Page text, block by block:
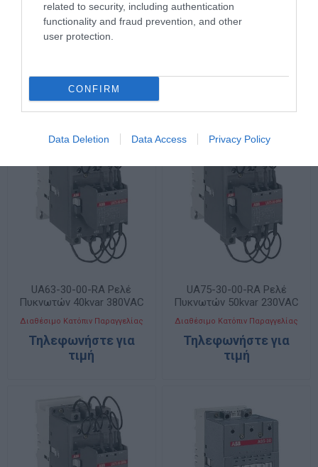
related to security, including authentication
functionality and fraud prevention, and other
user protection.
CONFIRM
Data Deletion Data Access Privacy Policy
UA50-30-00-RA Ρελέ
Πυκνωτών 35kvar 380VAC
Τηλεφωνήστε για
τιμή
UA63-30-00-RA Ρελέ
Τηλεφωνήστε για
UA63-30-00-RA Ρελέ
Πυκνωτών 40kvar 380VAC
Διαθέσιμο Κατόπιν Παραγγελίας
Τηλεφωνήστε για
τιμή
UA75-30-00-RA Ρελέ
Πυκνωτών 50kvar 230VAC
Διαθέσιμο Κατόπιν Παραγγελίας
Τηλεφωνήστε για
τιμή